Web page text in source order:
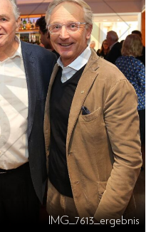
IMG_7613_ergebnis